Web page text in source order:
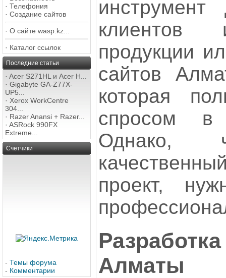
· Телефония
· Создание сайтов
· О сайте wasp.kz...
· Каталог ссылок
Последние статьи
· Acer S271HL и Acer H...
· Gigabyte GA-Z77X-
UP5...
· Xerox WorkCentre
304...
· Razer Anansi + Razer...
· ASRock 990FX
Extreme...
Счетчики
- Темы форума
- Комментарии
инструмент
клиентов
продукции
сайтов
которая
спросом в
Однако,
проект,
Алматы